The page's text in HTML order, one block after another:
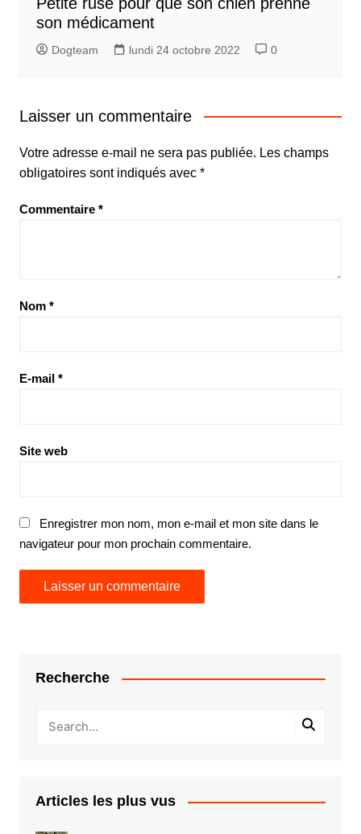
son médicament
Dogteam lundi 24 octobre 2022 0
Laisser un commentaire
Votre adresse e-mail ne sera pas publiée. Les champs
obligatoires sont indiqués avec *
Commentaire *
Nom *
E-mail *
Site web
Enregistrer mon nom, mon e-mail et mon site dans le
navigateur pour mon prochain commentaire.
Recherche
Articles les plus vus